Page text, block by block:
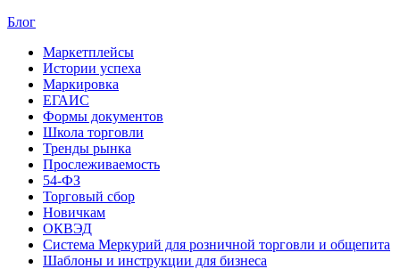
Блог
Маркетплейсы
Истории успеха
Маркировка
ЕГАИС
Формы документов
Школа торговли
Тренды рынка
Прослеживаемость
54-ФЗ
Торговый сбор
Новичкам
ОКВЭД
Система Меркурий для розничной торговли и общепита
Шаблоны и инструкции для бизнеса